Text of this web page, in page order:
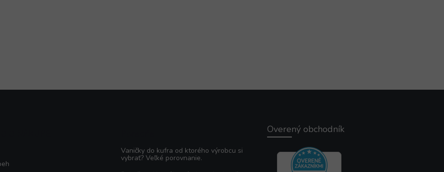
Vaničky do kufra od ktorého výrobcu si
vybrať? Veľké porovnanie.
Overený obchodník